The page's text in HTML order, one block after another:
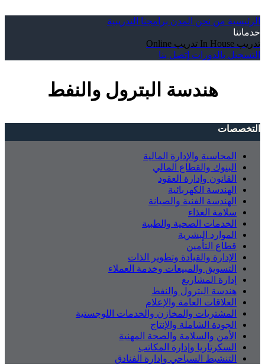
الرئيسية من نحن المدن برامجنا التدريبية
خدماتنا
تدريب In House
تدريب Online
التسجيل بالدورات إتصل بنا
هندسة البترول والنفط
التخصصات
المحاسبة والإدارة المالية
البنوك والقطاع المالي
القانون وإدارة العقود
الهندسة الكهربائية
الهندسة الفنية والصيانة
سلامة الغذاء
الخدمات الصحية والطبية
الموارد البشرية
قطاع التأمين
الإدارة والقيادة وتطوير الذات
التسويق والمبيعات وخدمة العملاء
إدارة المشاريع
هندسة البترول والنفط
العلاقات العامة والإعلام
المشتريات والمخازن والخدمات اللوجستية
الجودة الشاملة والإنتاج
الأمن والسلامة والصحة المهنية
السكرتاريا وإدارة المكاتب
التنشيط السياحي وإدارة الفنادق